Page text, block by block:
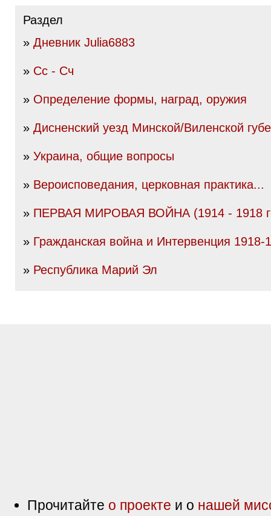
Раздел
» Дневник Julia6883
» Сс - Сч
» Определение формы, наград, оружия
» Дисненский уезд Минской/Виленской
» Украина, общие вопросы
» Вероисповедания, церковная практика...
» ПЕРВАЯ МИРОВАЯ ВОЙНА (1914 - 1918
» Гражданская война и Интервенция 1918-
» Республика Марий Эл
Прочитайте о проекте и о нашей